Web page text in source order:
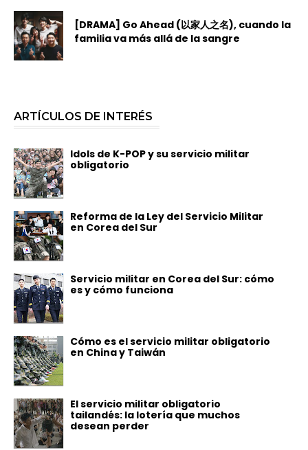
[DRAMA] Go Ahead (以家人之名), cuando la
familia va más allá de la sangre
ARTÍCULOS DE INTERÉS
Idols de K-POP y su servicio militar
obligatorio
Reforma de la Ley del Servicio Militar
en Corea del Sur
Servicio militar en Corea del Sur: cómo
es y cómo funciona
Cómo es el servicio militar obligatorio
en China y Taiwán
El servicio militar obligatorio
tailandés: la lotería que muchos
desean perder